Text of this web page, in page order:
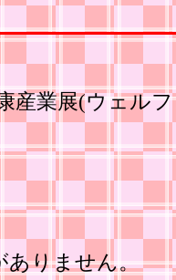
産業展(ウェル
ありません。